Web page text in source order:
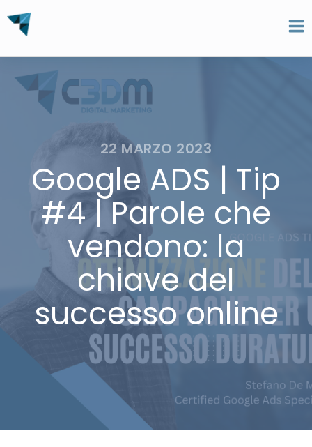
22 MARZO 2023
Google ADS | Tip
#4 | Parole che
vendono: la
chiave del
successo online